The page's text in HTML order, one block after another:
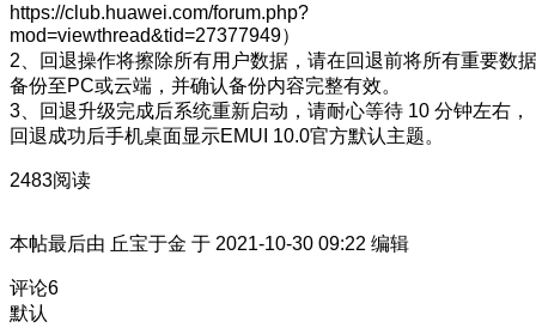
https://club.huawei.com/forum.php?
mod=viewthread&tid=27377949）
2、回退操作将擦除所有用户数据，请在回退前将所有重要数据
备份至PC或云端，并确认备份内容完整有效。
3、回退升级完成后系统重新启动，请耐心等待 10 分钟左右，
回退成功后手机桌面显示EMUI 10.0官方默认主题。
2483阅读
本帖最后由 丘宝于金 于 2021-10-30 09:22 编辑
评论6
默认